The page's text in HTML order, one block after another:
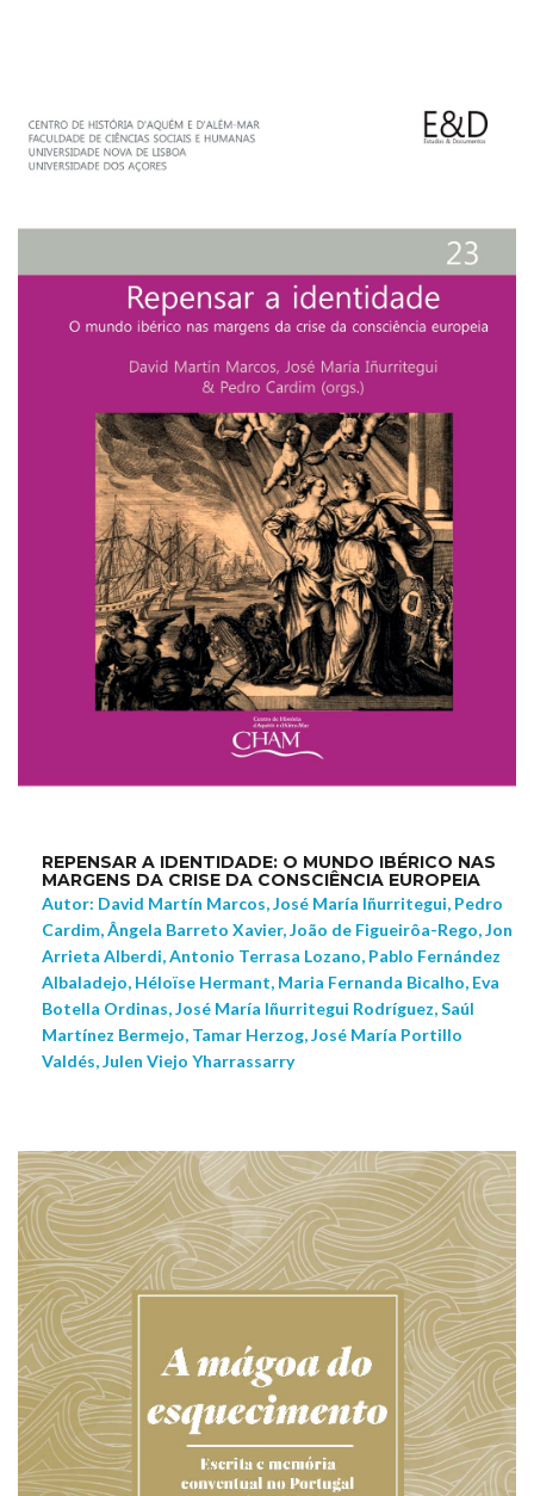
REPENSAR A IDENTIDADE: O MUNDO IBÉRICO NAS
MARGENS DA CRISE DA CONSCIÊNCIA EUROPEIA
Autor: David Martín Marcos, José María Iñurritegui, Pedro
Cardim, Ângela Barreto Xavier, João de Figueirôa-Rego, Jon
Arrieta Alberdi, Antonio Terrasa Lozano, Pablo Fernández
Albaladejo, Héloïse Hermant, Maria Fernanda Bicalho, Eva
Botella Ordinas, José María Iñurritegui Rodríguez, Saúl
Martínez Bermejo, Tamar Herzog, José María Portillo
Valdés, Julen Viejo Yharrassarry
NEW